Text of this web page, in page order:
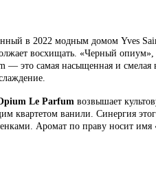
в 2022 модным домом Yves
восхищать. «Черный
это самая насыщенная и
Le Parfum возвышает
ванили. Синергия
Аромат по праву носит